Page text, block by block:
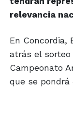
relevancia
En Concordia,
atrás el sorteo
Campeonato
que se pondrá